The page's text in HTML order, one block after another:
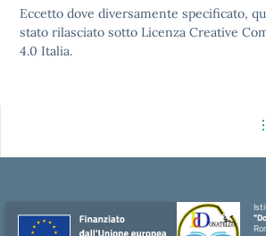
Eccetto dove diversamente specificato,
stato rilasciato sotto Licenza Creative
4.0 Italia.